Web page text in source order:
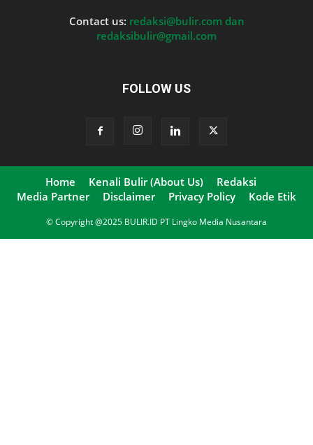
Contact us: redaksi@bulir.com dan
redaksibulir@gmail.com
FOLLOW US
Home Kenali Bulir (About Us)
Redaksi
Media Partner
Disclaimer Privacy Policy Kode Etik
© Copyright @2025 BULIR.ID PT Lingko Media Nusantara